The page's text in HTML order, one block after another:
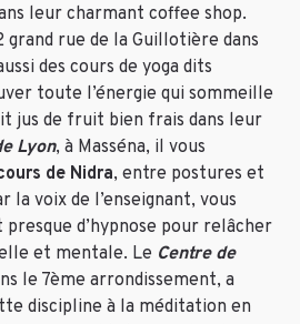
leur charmant coffee shop.
grand rue de la Guillotière dans
des cours de yoga dits
toute l’énergie qui sommeille
jus de fruit bien frais dans leur
Lyon, à Masséna, il vous
de Nidra, entre postures et
la voix de l’enseignant, vous
d’hypnose pour relâcher
et mentale. Le Centre de
le 7ème arrondissement, a
discipline à la méditation en